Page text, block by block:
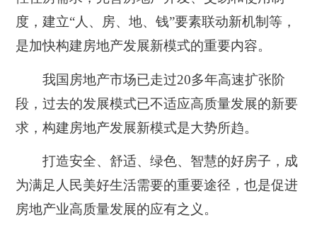
度，建立“人、房、地、钱”要素联动新机制等，
是加快构建房地产发展新模式的重要内容。
我国房地产市场已走过20多年高速扩张阶
段，过去的发展模式已不适应高质量发展的新要
求，构建房地产发展新模式是大势所趋。
打造安全、舒适、绿色、智慧的好房子，成
为满足人民美好生活需要的重要途径，也是促进
房地产业高质量发展的应有之义。